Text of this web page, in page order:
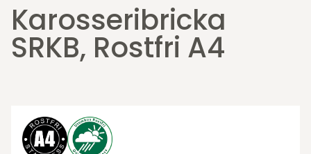
Karosseribricka
SRKB, Rostfri A4